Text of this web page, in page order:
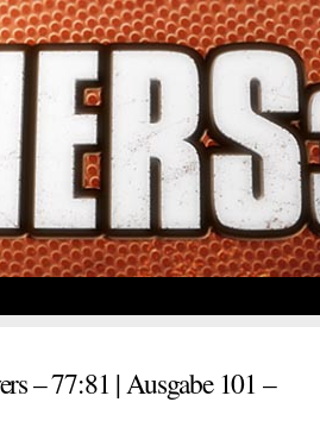
– 77:81 | Ausgabe 101 –